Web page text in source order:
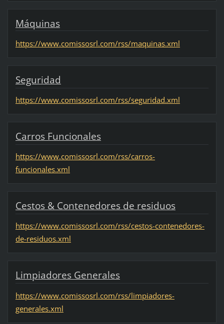
Máquinas
https://www.comissosrl.com/rss/maquinas.xml
Seguridad
https://www.comissosrl.com/rss/seguridad.xml
Carros Funcionales
https://www.comissosrl.com/rss/carros-
funcionales.xml
Cestos & Contenedores de residuos
https://www.comissosrl.com/rss/cestos-contenedores-
de-residuos.xml
Limpiadores Generales
https://www.comissosrl.com/rss/limpiadores-
generales.xml